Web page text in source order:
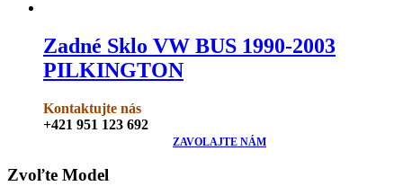
Zadné Sklo VW BUS 1990-2003
PILKINGTON
Kontaktujte nás
+421 951 123 692
ZAVOLAJTE NÁM
Zvoľte Model